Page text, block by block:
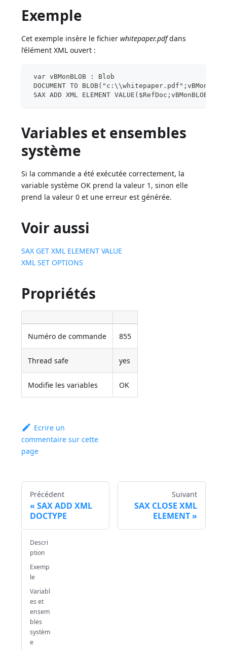
Exemple
Cet exemple insère le fichierwhitepaper.pdfdans
l’élément XML ouvert :
var vBMonBLOB : Blob
DOCUMENT TO
SAX ADD XML ELEMENT VALUE($RefDoc;vBMonBLOB)
Variables et ensembles
système
Si la commande a été exécutée correctement, la
variable système OK prend la valeur 1, sinon elle
prend la valeur 0 et une erreur est générée.
Voir aussi
SAX GET XML ELEMENT VALUE
XML SET OPTIONS
Propriétés
Numéro de commande 855
Thread safe yes
Modifie les variables OK
Ecrire un
commentaire sur cette
page
Précédent
SAX ADD XML
DOCTYPE
Suivant
SAX CLOSE XML
ELEMENT
Descri
ption
Exemp
le
Variabl
es et
ensem
bles
systèm
e